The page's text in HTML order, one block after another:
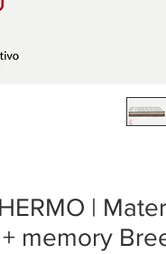
|
memory